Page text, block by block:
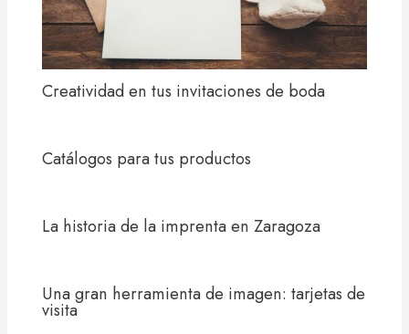
Creatividad en tus invitaciones de boda
Catálogos para tus productos
La historia de la imprenta en Zaragoza
Una gran herramienta de imagen: tarjetas de
visita